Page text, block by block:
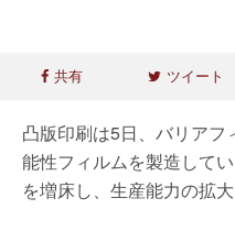
共有 ツイート
凸版印刷は5日、バリア
能性フィルムを製造して
を増床し、生産能力の拡